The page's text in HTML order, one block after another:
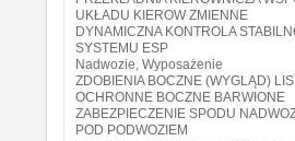
UKŁADU KIEROW ZMIENNE
DYNAMICZNA KONTROLA
SYSTEMU ESP
Nadwozie, Wyposażenie
ZDOBIENIA BOCZNE (WYGLĄD)
OCHRONNE BOCZNE BARWIONE
ZABEZPIECZENIE SPODU
POD PODWOZIEM